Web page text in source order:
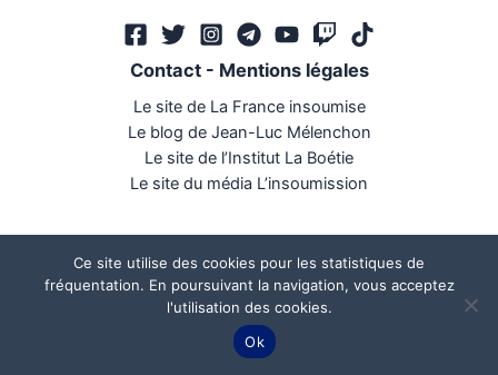
Contact- Mentions légales
Le site de La France insoumise
Le blog de Jean-Luc Mélenchon
Le site de l’Institut La Boétie
Le site du média L’insoumission
Mégaphone communication
Ce site utilise des cookies pour les statistiques de
fréquentation. En poursuivant la navigation, vous acceptez
l'utilisation des cookies.
Ok